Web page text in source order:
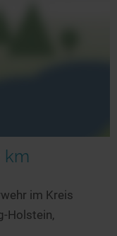
km
im Kreis
Holstein,